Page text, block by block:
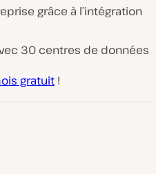
grâce à l’intégration
30 centres de données
gratuit !